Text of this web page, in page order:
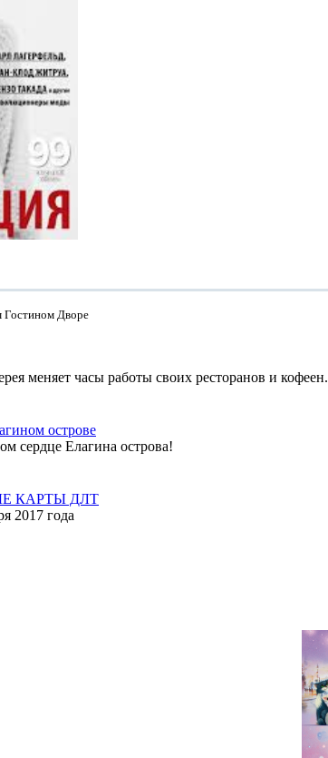
Гостином Дворе
меняет часы работы своих ресторанов и кофеен.
острове
сердце Елагина острова!
КАРТЫ ДЛТ
2017 года